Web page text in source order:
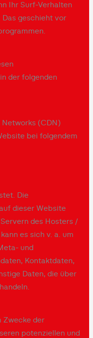
Ihr Surf-Verhalten
geschieht vor
der folgenden
(CDN)
bei folgendem
Die
dieser Website
des Hosters /
es sich v. a. um
und
Kontaktdaten,
Daten, die über
Zwecke der
potenziellen und